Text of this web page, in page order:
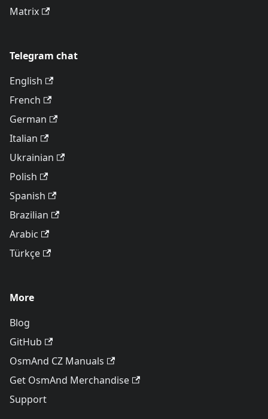
Matrix
Telegram chat
English
French
German
Italian
Ukrainian
Polish
Spanish
Brazilian
Arabic
Türkçe
More
Blog
GitHub
OsmAnd CZ Manuals
Get OsmAnd Merchandise
Support